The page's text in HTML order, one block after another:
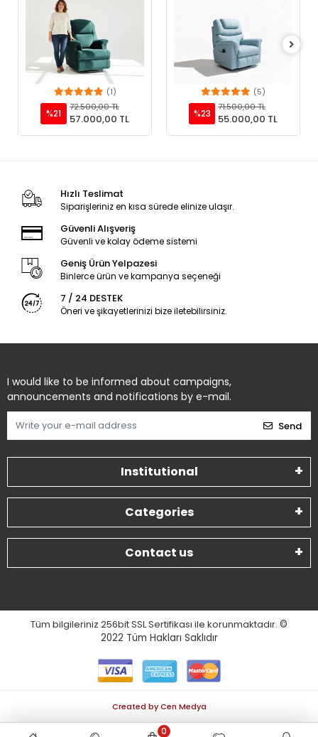
Add to cart
(1)
%21
72.500,00 TL
57.000,00 TL
Add to cart
(5)
%23
71.500,00 TL
55.000,00 TL
Hızlı Teslimat
Siparişleriniz en kısa sürede elinize ulaşır.
Güvenli Alışveriş
Güvenli ve kolay ödeme sistemi
Geniş Ürün Yelpazesi
Binlerce ürün ve kampanya seçeneği
7 / 24 DESTEK
Öneri ve şikayetlerinizi bize iletebilirsiniz.
I would like to be informed about campaigns,
announcements and notifications by e-mail.
Send
Institutional
Categories
Contact us
Tüm bilgileriniz 256bit SSL Sertifikası ile korunmaktadır. ©
2022 Tüm Hakları Saklıdır
0
Created by Cen Medya